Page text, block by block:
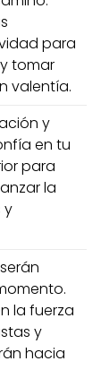
para
tomar
valentía.
y
en tu
para
la
y
la fuerza
y
hacia